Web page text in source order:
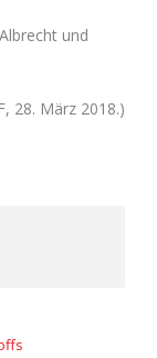
und
28. März 2018.)